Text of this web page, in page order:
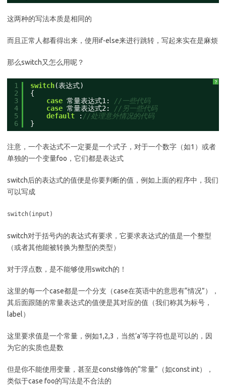
这两种的写法本质是相同的
而且正常人都看得出来，使用if-else来进行跳转，写起来实在是麻烦
那么switch又怎么用呢？
?
1
2
3
4
5
6
switch(表达式)
{
case 常量表达式1:
//一些代码
case 常量表达式2:
//另一些代码
default
: //处理意外情况的代码
}
注意，一个表达式不一定要是一个式子，对于一个数字（如1）或者
单独的一个变量foo，它们都是表达式
switch后的表达式的值便是你要判断的值，例如上面的程序中，我们
可以写成
switch(input)
switch对于括号内的表达式有要求，它要求表达式的值是一个整型
（或者其他能被转换为整型的类型）
对于浮点数，是不能够使用switch的！
这里的每一个case都是一个分支（case在英语中的意思有“情况”），
其后面跟随的常量表达式的值便是其对应的值（我们称其为标号，
label）
这里要求值是一个常量，例如1,2,3，当然’a’等字符也是可以的，因
为它的实质也是数
但是你不能使用变量，甚至是const修饰的“常量”（如const int），
类似于case foo的写法是不合法的